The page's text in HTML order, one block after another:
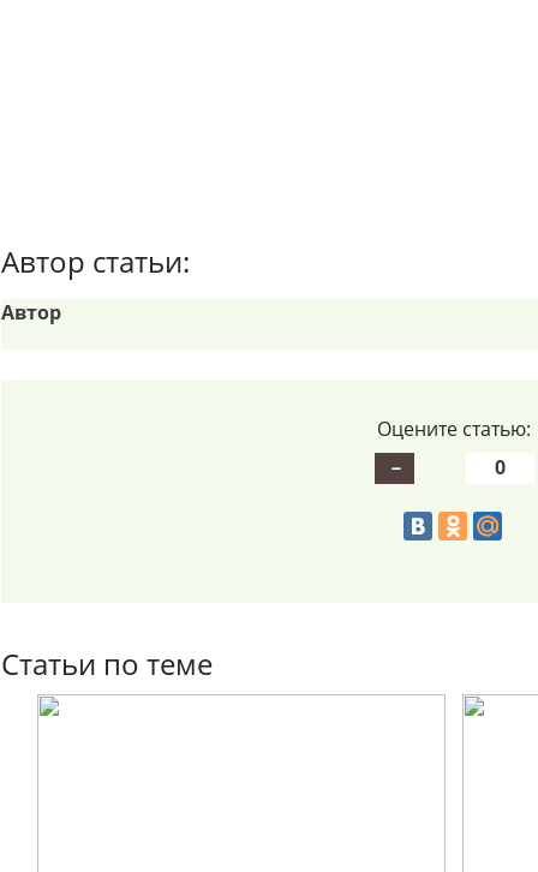
Автор статьи:
Автор
Оцените статью:
0
Статьи по теме